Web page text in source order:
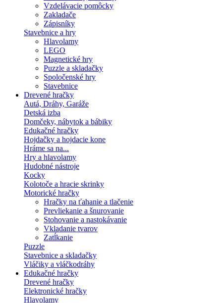
Vzdelávacie pomôcky
Zakladače
Zápisníky
Stavebnice a hry
Hlavolamy
LEGO
Magnetické hry
Puzzle a skladačky
Spoločenské hry
Stavebnice
Drevené hračky
Autá, Dráhy, Garáže
Detská izba
Domčeky, nábytok a bábiky
Edukačné hračky
Hojdačky a hojdacie kone
Hráme sa na...
Hry a hlavolamy
Hudobné nástroje
Kocky
Kolotoče a hracie skrinky
Motorické hračky
Hračky na ťahanie a tlačenie
Prevliekanie a šnurovanie
Stohovanie a nastokávanie
Vkladanie tvarov
Zatĺkanie
Puzzle
Stavebnice a skladačky
Vláčiky a vláčkodráhy
Edukačné hračky
Drevené hračky
Elektronické hračky
Hlavolamy